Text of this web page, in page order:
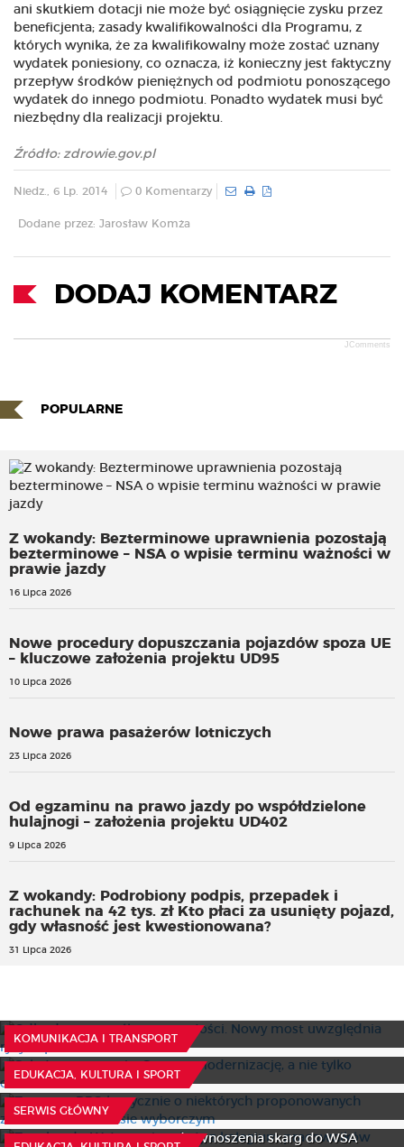
ani skutkiem dotacji nie może być osiągnięcie zysku przez
beneficjenta; zasady kwalifikowalności dla Programu, z
których wynika, że za kwalifikowalny może zostać uznany
wydatek poniesiony, co oznacza, iż konieczny jest faktyczny
przepływ środków pieniężnych od podmiotu ponoszącego
wydatek do innego podmiotu. Ponadto wydatek musi być
niezbędny dla realizacji projektu.
Źródło: zdrowie.gov.pl
Niedz., 6 Lp. 2014 0 Komentarzy
Dodane przez: Jarosław Komża
DODAJ KOMENTARZ
JComments
POPULARNE
Z wokandy: Bezterminowe uprawnienia pozostają
bezterminowe – NSA o wpisie terminu ważności w
prawie jazdy
16 Lipca 2026
Nowe procedury dopuszczania pojazdów spoza UE
– kluczowe założenia projektu UD95
10 Lipca 2026
Nowe prawa pasażerów lotniczych
23 Lipca 2026
Od egzaminu na prawo jazdy po współdzielone
hulajnogi – założenia projektu UD402
9 Lipca 2026
Z wokandy: Podrobiony podpis, przepadek i
rachunek na 42 tys. zł Kto płaci za usunięty pojazd,
gdy własność jest kwestionowana?
31 Lipca 2026
KOMUNIKACJA I TRANSPORT
29 Lipca 2026
EDUKACJA, KULTURA I SPORT
Szkoły w remoncie. Czas na modernizację, a nie tylko
8 Lipca 2026
SERWIS GŁÓWNY
Zastępca RPO krytycznie o niektórych proponowanych
zmianach w kodeksie wyborczym
30 Lipca 2026
Z wokandy: Wyłączenie szkoły z kolegium pracowników
służb społecznych ma charakter organizacyjny i nie
stwarza uczniom prawa do wnoszenia skarg do WSA